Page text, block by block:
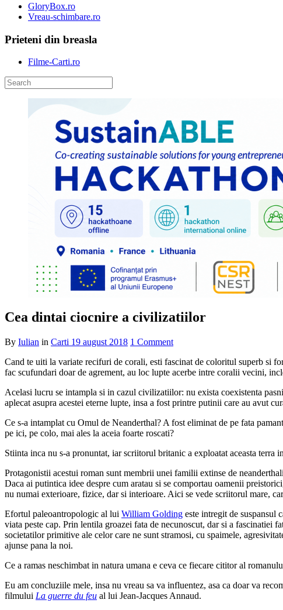
GloryBox.ro
Vreau-schimbare.ro
Prieteni din breasla
Filme-Carti.ro
Cea dintai ciocnire a civilizatiilor
By Iulian in Carti 19 august 2018 1 Comment
Cand te uiti la variate recifuri de corali, esti fascinat de coloritul superb si
fac scufundari doar de agrement, au loc lupte acerbe intre coralii vecini,
Acelasi lucru se intampla si in cazul civilizatiilor: nu exista coexistenta
aplecat asupra acestei eterne lupte, insa a fost printre putinii care au avut
Ce s-a intamplat cu Omul de Neanderthal? A fost eliminat de pe fata
pe ici, pe colo, mai ales la aceia foarte roscati?
Stiinta inca nu s-a pronuntat, iar scriitorul britanic a exploatat aceasta
Protagonistii acestui roman sunt membrii unei familii extinse de
Daca ai putintica idee despre cum aratau si se comportau oamenii
nu numai exterioare, fizice, dar si interioare. Aici se vede scriitorul mare,
Efortul paleoantropologic al lui William Golding este intregit de suspansul
viata peste cap. Prin lentila groazei fata de necunoscut, dar si a fascinatiei
societatilor primitive ale celor care ne sunt stramosi, cu spaimele,
ajunse pana la noi.
Ce a ramas neschimbat in natura umana e ceva ce fiecare cititor al
Eu am concluziile mele, insa nu vreau sa va influentez, asa ca doar va
filmului La guerre du feu al lui Jean-Jacques Annaud.